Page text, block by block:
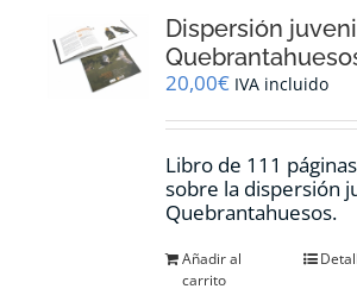
Dispersión
20,00€ IVA incluido
Libro de 111
sobre la dispersión
Quebrantahuesos.
Añadir al
carrito